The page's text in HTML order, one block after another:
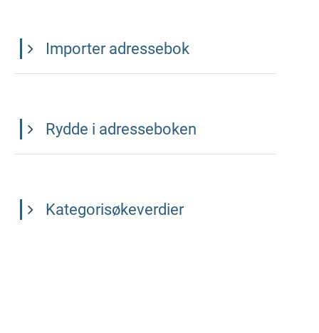
Importer adressebok
Rydde i adresseboken
Kategorisøkeverdier